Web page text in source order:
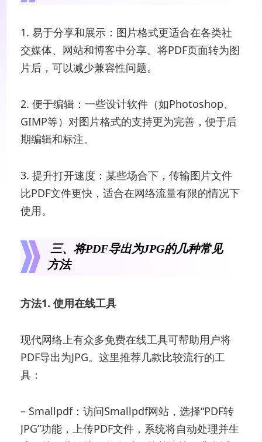
1. 易于分享和展示：图片格式更适合在各类社
交媒体、网站和博客中分享。将PDF页面转为图
片后，可以减少兼容性问题。
2. 便于编辑：一些设计软件（如Photoshop、
GIMP等）对图片格式的支持更为完善，便于后
期编辑和标注。
3. 提升打开速度：某些场合下，传输图片文件
比PDF文件更快，适合在网络流量有限的情况下
使用。
三、将PDF导出为JPG的几种常见
方法
方法1. 使用在线工具
现代网络上有众多免费在线工具可帮助用户将
PDF导出为JPG。这里推荐几款比较流行的工
具：
– Smallpdf：访问Smallpdf网站，选择“PDF转
JPG”功能，上传PDF文件，系统将自动处理并生